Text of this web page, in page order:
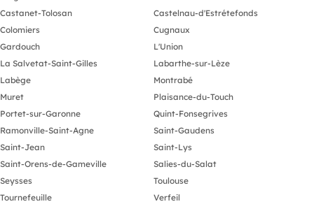
Castanet-Tolosan
Castelnau-d'Estrétefonds
Colomiers
Cugnaux
Gardouch
L'Union
La Salvetat-Saint-Gilles
Labarthe-sur-Lèze
Labège
Montrabé
Muret
Plaisance-du-Touch
Portet-sur-Garonne
Quint-Fonsegrives
Ramonville-Saint-Agne
Saint-Gaudens
Saint-Jean
Saint-Lys
Saint-Orens-de-Gameville
Salies-du-Salat
Seysses
Toulouse
Tournefeuille
Verfeil